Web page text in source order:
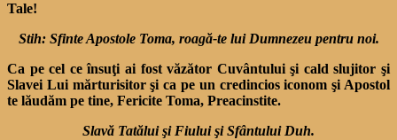
Tale!
Stih: Sfinte Apostole Toma, roagă-te lui Dumnezeu pentru noi.
Ca pe cel ce însuţi ai fost văzător Cuvântului şi cald slu­jitor şi
Slavei Lui mărturisitor şi ca pe un credincios iconom şi Apostol
te lăudăm pe tine, Fericite Toma, Preacinstite.
Slavă Tatălui şi Fiului şi Sfântului Duh.